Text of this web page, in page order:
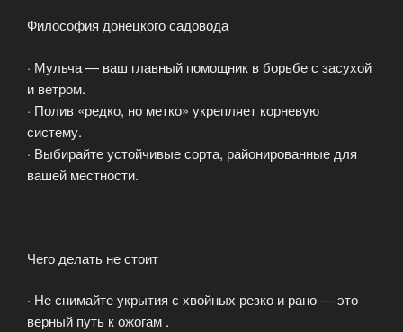
Философия донецкого садовода
· Мульча — ваш главный помощник в борьбе с засухой
и ветром.
· Полив «редко, но метко» укрепляет корневую
систему.
· Выбирайте устойчивые сорта, районированные для
вашей местности.
Чего делать не стоит
· Не снимайте укрытия с хвойных резко и рано — это
верный путь к ожогам .